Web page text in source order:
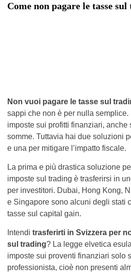
Come non pagare le tasse
Non vuoi pagare le tasse sul
sappi che non è per nulla
imposte sui profitti finanziari, anche
somme. Tuttavia hai due soluzioni
e una per mitigare l’impatto fiscale.
La prima e più drastica soluzione
imposte sul trading è trasferirsi in
per investitori. Dubai, Hong Kong,
e Singapore sono alcuni degli stati
tasse sul capital gain.
Intendi trasferirti in Svizzera per
sul trading? La legge elvetica
imposte sui proventi finanziari solo
professionista, cioè non presenti